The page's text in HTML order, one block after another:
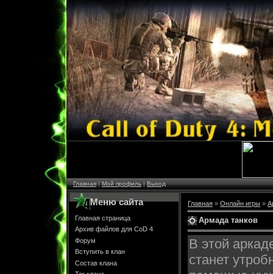
Главная|Мой профиль|Выход
Меню сайта
Главная страница
Архив файлов для CoD 4
Форум
Вступить в клан
Состав клана
Главная » Онлайн игры »
Армада танков
В этой
станет